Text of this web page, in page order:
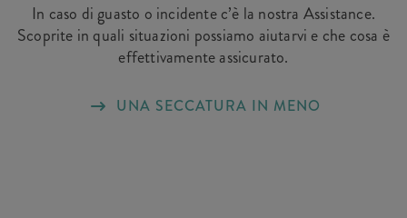
In caso di guasto o incidente c’è la nostra Assistance.
Scoprite in quali situazioni possiamo aiutarvi e che cosa è
effettivamente assicurato.
UNA SECCATURA IN MENO